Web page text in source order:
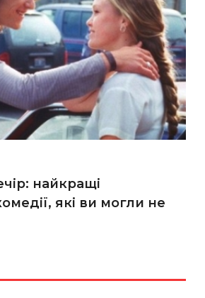
найкращі
які ви могли не